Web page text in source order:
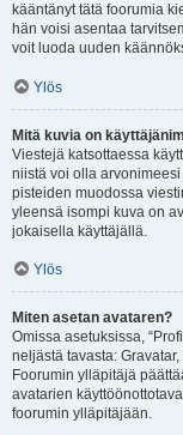
kääntänyt tätä foorumia
hän voisi asentaa
voit luoda uuden
Ylös
Mitä kuvia on
Viestejä katsottaessa
niistä voi olla
pisteiden muodossa
yleensä isompi kuva on
jokaisella käyttäjällä.
Ylös
Miten asetan avataren?
Omissa asetuksissa,
neljästä tavasta:
Foorumin ylläpitäjä
avatarien
foorumin ylläpitäjään.